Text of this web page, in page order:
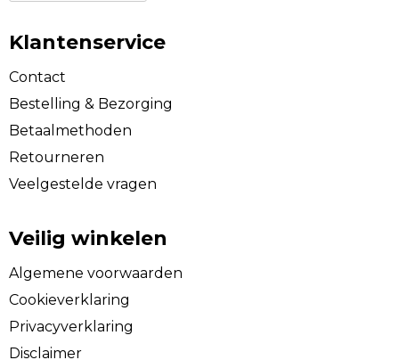
Klantenservice
Contact
Bestelling & Bezorging
Betaalmethoden
Retourneren
Veelgestelde vragen
Veilig winkelen
Algemene voorwaarden
Cookieverklaring
Privacyverklaring
Disclaimer